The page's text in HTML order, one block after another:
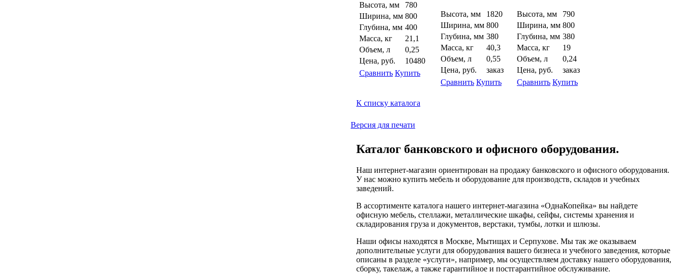
Высота, мм
780
Ширина, мм 800
Глубина, мм 400
Масса, кг
21,1
Объем, л
0,25
Цена, руб.
10480
Сравнить Купить
Высота, мм
1820
Ширина, мм 800
Глубина, мм 380
Масса, кг
40,3
Объем, л
0,55
Цена, руб.
заказ
Сравнить Купить
Высота, мм
790
Ширина, мм 800
Глубина, мм 380
Масса, кг
19
Объем, л
0,24
Цена, руб.
заказ
Сравнить Купить
К списку каталога
Версия для печати
Каталог банковского и офисного оборудования.
Наш интернет-магазин ориентирован на продажу банковского и офисного оборудования.
У нас можно купить мебель и оборудование для производств, складов и учебных
заведений.
В ассортименте каталога нашего интернет-магазина «ОднаКопейка» вы найдете
офисную мебель, стеллажи, металлические шкафы, сейфы, системы хранения и
складирования груза и документов, верстаки, тумбы, лотки и шлюзы.
Наши офисы находятся в Москве, Мытищах и Серпухове. Мы так же оказываем
дополнительные услуги для оборудования вашего бизнеса и учебного заведения, которые
описаны в разделе «услуги», например, мы осуществляем доставку нашего оборудования,
сборку, такелаж, а также гарантийное и постгарантийное обслуживание.